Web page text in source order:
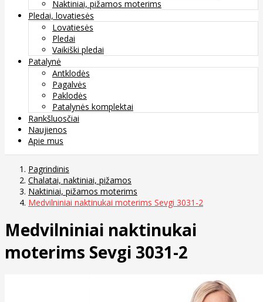
Naktiniai, pižamos moterims
Pledai, lovatiesės
Lovatiesės
Pledai
Vaikiški pledai
Patalynė
Antklodės
Pagalvės
Paklodės
Patalynės komplektai
Rankšluosčiai
Naujienos
Apie mus
Pagrindinis
Chalatai, naktiniai, pižamos
Naktiniai, pižamos moterims
Medvilniniai naktinukai moterims Sevgi 3031-2
Medvilniniai naktinukai
moterims Sevgi 3031-2